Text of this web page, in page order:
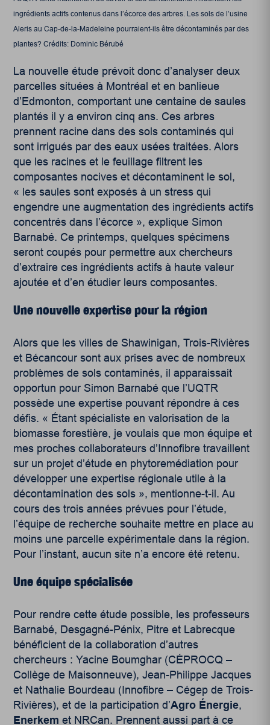
ingrédients actifs contenus dans l’écorce des arbres. Les sols de l’usine
Aleris au Cap-de-la-Madeleine pourraient-ils être décontaminés par des
plantes? Crédits: Dominic Bérubé
La nouvelle étude prévoit donc d’analyser deux
parcelles situées à Montréal et en banlieue
d’Edmonton, comportant une centaine de saules
plantés il y a environ cinq ans. Ces arbres
prennent racine dans des sols contaminés qui
sont irrigués par des eaux usées traitées. Alors
que les racines et le feuillage filtrent les
composantes nocives et décontaminent le sol,
« les saules sont exposés à un stress qui
engendre une augmentation des ingrédients actifs
concentrés dans l’écorce », explique Simon
Barnabé. Ce printemps, quelques spécimens
seront coupés pour permettre aux chercheurs
d’extraire ces ingrédients actifs à haute valeur
ajoutée et d’en étudier leurs composantes.
Une nouvelle expertise pour la région
Alors que les villes de Shawinigan, Trois-Rivières
et Bécancour sont aux prises avec de nombreux
problèmes de sols contaminés, il apparaissait
opportun pour Simon Barnabé que l’UQTR
possède une expertise pouvant répondre à ces
défis. « Étant spécialiste en valorisation de la
biomasse forestière, je voulais que mon équipe et
mes proches collaborateurs d’Innofibre travaillent
sur un projet d’étude en phytoremédiation pour
développer une expertise régionale utile à la
décontamination des sols », mentionne-t-il. Au
cours des trois années prévues pour l’étude,
l’équipe de recherche souhaite mettre en place au
moins une parcelle expérimentale dans la région.
Pour l’instant, aucun site n’a encore été retenu.
Une équipe spécialisée
Pour rendre cette étude possible, les professeurs
Barnabé, Desgagné-Pénix, Pitre et Labrecque
bénéficient de la collaboration d’autres
chercheurs : Yacine Boumghar (CÉPROCQ –
Collège de Maisonneuve), Jean-Philippe Jacques
et Nathalie Bourdeau (Innofibre – Cégep de Trois-
Rivières), et de la participation d’Agro Énergie,
Enerkem et NRCan. Prennent aussi part à ce